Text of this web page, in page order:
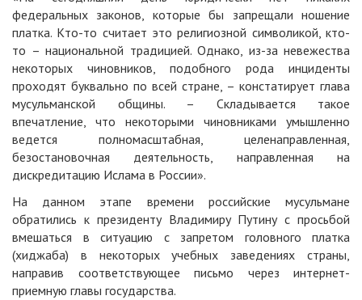
федеральных законов, которые бы запрещали ношение
платка. Кто-то считает это религиозной символикой, кто-
то – национальной традицией. Однако, из-за невежества
некоторых чиновников, подобного рода инциденты
проходят буквально по всей стране, – констатирует глава
мусульманской общины. – Складывается такое
впечатление, что некоторыми чиновниками умышленно
ведется полномасштабная, целенаправленная,
безостановочная деятельность, направленная на
дискредитацию Ислама в России».
На данном этапе времени российские мусульмане
обратились к президенту Владимиру Путину с просьбой
вмешаться в ситуацию с запретом головного платка
(хиджаба) в некоторых учебных заведениях страны,
направив соответствующее письмо через интернет-
приемную главы государства.